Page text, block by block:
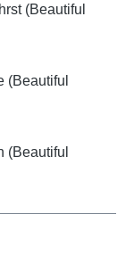
(Beautiful
(Beautiful
(Beautiful